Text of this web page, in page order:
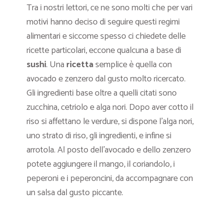
Tra i nostri lettori, ce ne sono molti che per vari
motivi hanno deciso di seguire questi regimi
alimentari e siccome spesso ci chiedete delle
ricette particolari, eccone qualcuna a base di
sushi. Una ricettasemplice è quella con
avocado e zenzero dal gusto molto ricercato.
Gli ingredienti base oltre a quelli citati sono
zucchina, cetriolo e alga nori. Dopo aver cotto il
riso si affettano le verdure, si dispone l’alga nori,
uno strato di riso, gli ingredienti, e infine si
arrotola. Al posto dell’avocado e dello zenzero
potete aggiungere il mango, il coriandolo, i
peperoni e i peperoncini, da accompagnare con
un salsa dal gusto piccante.